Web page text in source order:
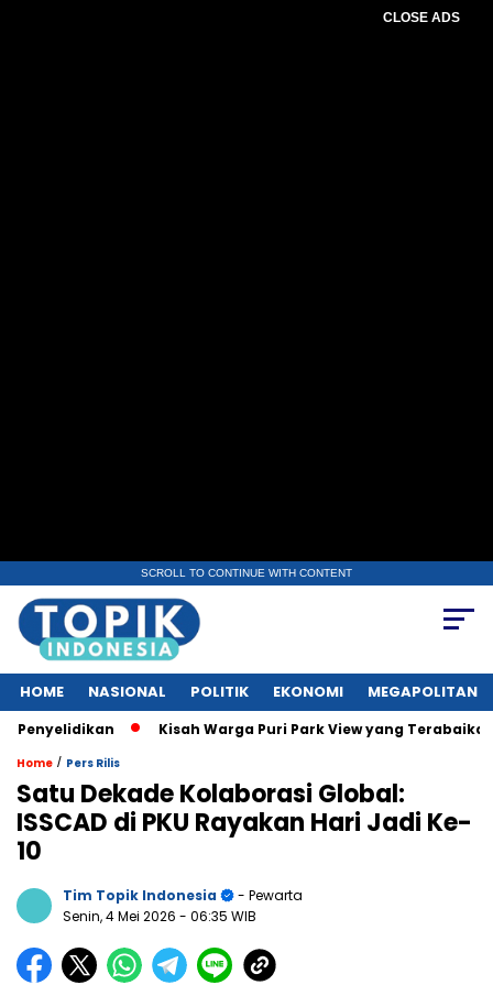
CLOSE ADS
SCROLL TO CONTINUE WITH CONTENT
HOME NASIONAL POLITIK EKONOMI MEGAPOLITAN
Kisah Warga Puri Park View yang Terabaikan: Tak
Home / Pers Rilis
Satu Dekade Kolaborasi Global:
ISSCAD di PKU Rayakan Hari Jadi Ke-
10
Tim Topik Indonesia
- Pewarta
Senin, 4 Mei 2026 - 06:35 WIB